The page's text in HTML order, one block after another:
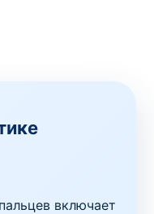
включает